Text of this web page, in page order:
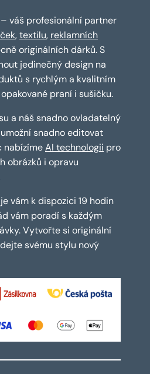
– váš profesionální partner
,textilu, reklamních
originálních dárků. S
jedinečný design na
s rychlým a kvalitním
praní i sušičku.
a náš snadno ovladatelný
snadno editovat
nabízímeAI technologii pro
obrázků i opravu
vám k dispozici 19 hodin
vám poradí s každým
Vytvořte si originální
svému stylu nový